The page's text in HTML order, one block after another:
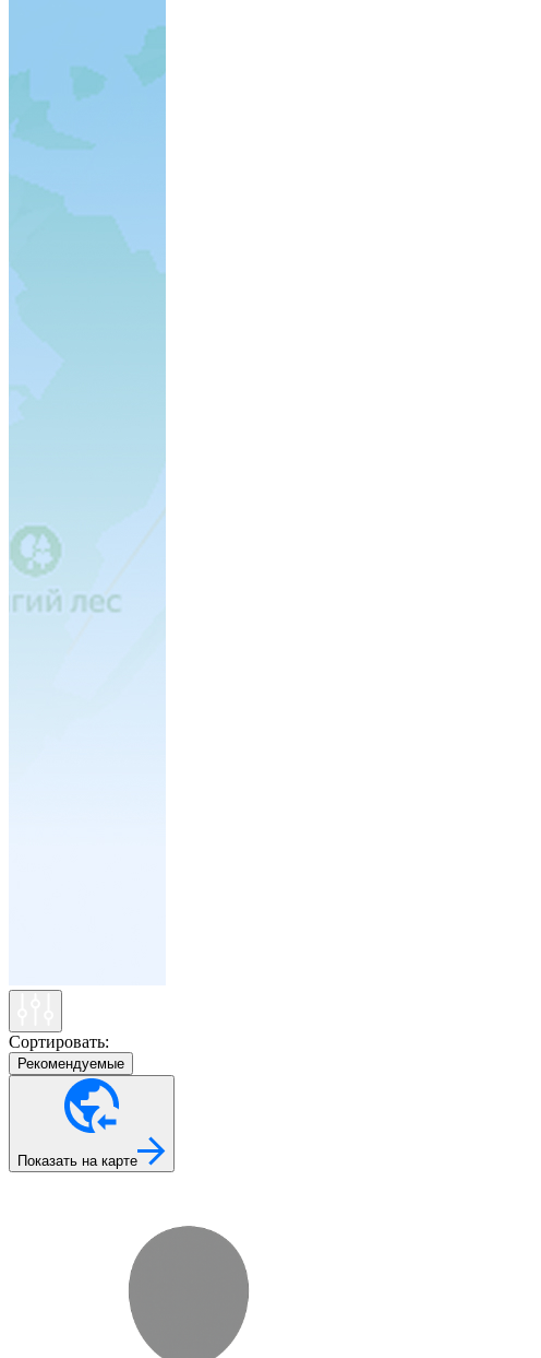
Сортировать:
Рекомендуемые
Показать на карте